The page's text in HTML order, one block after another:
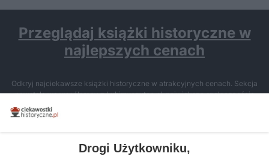
Przeglądaj książki historyczne w
najlepszych cenach
Odkryj najciekawsze książki historyczne w atrakcyjnych cenach. Sekcja
powstała we współpracy z Lubimyczytac.pl, największą społecznością
miłośników literatury w Polsce – dzięki temu możesz wybierać spośród
tytułów najwyżej ocenianych przez czytelników.
Drogi Użytkowniku,